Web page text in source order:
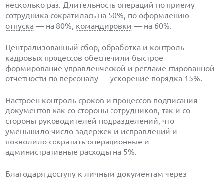
несколько раз. Длительность операций по приему
сотрудника сократилась на 50%, по оформлению
отпуска — на 80%, командировки — на 60%.
Централизованный сбор, обработка и контроль
кадровых процессов обеспечили быстрое
формирование управленческой и регламентированной
отчетности по персоналу — ускорение порядка 15%.
Настроен контроль сроков и процессов подписания
документов как со стороны сотрудников, так и со
стороны руководителей подразделений, что
уменьшило число задержек и исправлений и
позволило сократить операционные и
административные расходы на 5%.
Благодаря доступу к личным документам через